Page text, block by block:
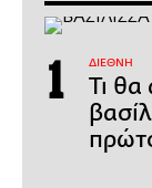
ΔΙΕΘΝΗ
Τι θα